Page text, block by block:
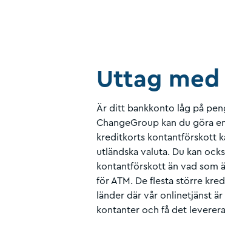
Uttag
Är ditt bankkonto låg på
ChangeGroup kan du göra
kreditkorts kontantförskott
utländska valuta. Du kan
kontantförskott än vad som
för ATM. De flesta större
länder där vår onlinetjänst
kontanter och få det